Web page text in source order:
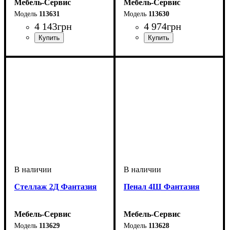
Мебель-Сервис
113631
4 143грн
Мебель-Сервис
113630
4 974грн
Cтеллаж 2Д Фантазия
Мебель-Сервис
113629
Пенал 4Ш Фантазия
Мебель-Сервис
113628